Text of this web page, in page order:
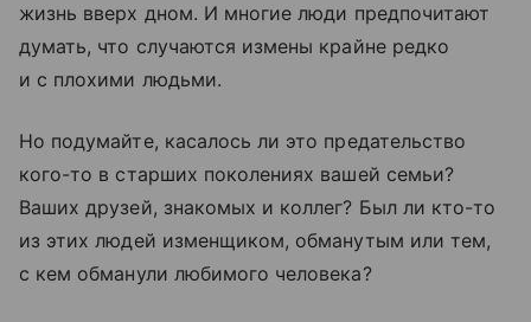
жизнь вверх дном. И многие люди предпочитают
думать, что случаются измены крайне редко
и с плохими людьми.
Но подумайте, касалось ли это предательство
кого-то в старших поколениях вашей семьи?
Ваших друзей, знакомых и коллег? Был ли кто-то
из этих людей изменщиком, обманутым или тем,
с кем обманули любимого человека?